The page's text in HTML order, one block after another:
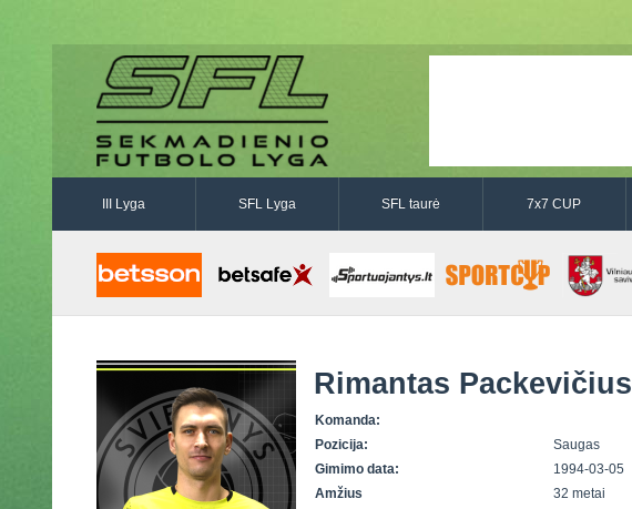
III Lyga SFL Lyga SFL taurė 7x7 CUP
Rimantas Packevičius
Komanda:
Pozicija:
Saugas
Gimimo data:
1994-03-05
Amžius
32 metai